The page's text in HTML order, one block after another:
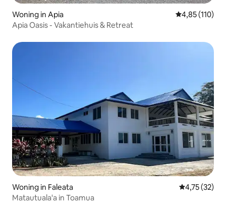
Woning in Apia Gemiddelde
4,85 (110)
Apia Oasis - Vakantiehuis & Retreat
Woning in Faleata Gemiddelde
4,75 (32)
Matautuala'a in Toamua